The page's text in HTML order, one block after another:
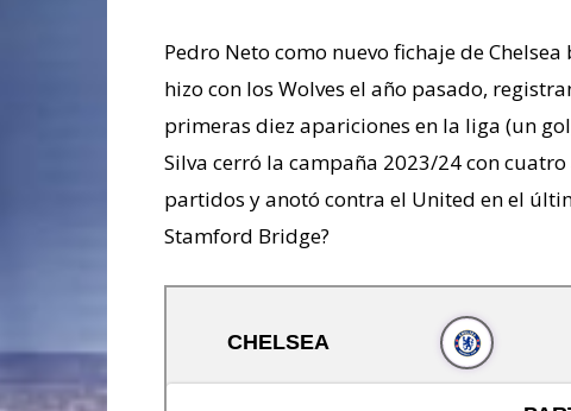
Pedro Neto como nuevo fichaje de
hizo con los Wolves el año pasado,
primeras diez apariciones en la liga (un
Silva cerró la campaña 2023/24 con
partidos y anotó contra el United en el
Stamford Bridge?